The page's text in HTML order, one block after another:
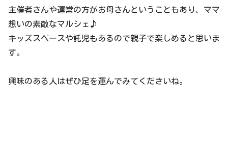
主催者さんや運営の方がお母さんということもあり、ママ
想いの素敵なマルシェ♪
キッズスペースや託児もあるので親子で楽しめると思いま
す。
興味のある人はぜひ足を運んでみてくださいね。